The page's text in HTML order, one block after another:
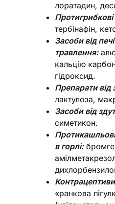
лоратадин,
тербінафін,
Засоби від
травлення:
кальцію
гідроксид.
Препарати від
лактулоза,
Засоби від
симетикон.
в горлі:
«ранкова